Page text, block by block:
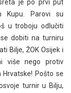
je po prvi put
Kupu. Parovi su
u troboju odlučiti
dobiti na turniru
Bilje, ŽOK Osijek i
više nego protiv
Pošto se
turnir u Bilju,